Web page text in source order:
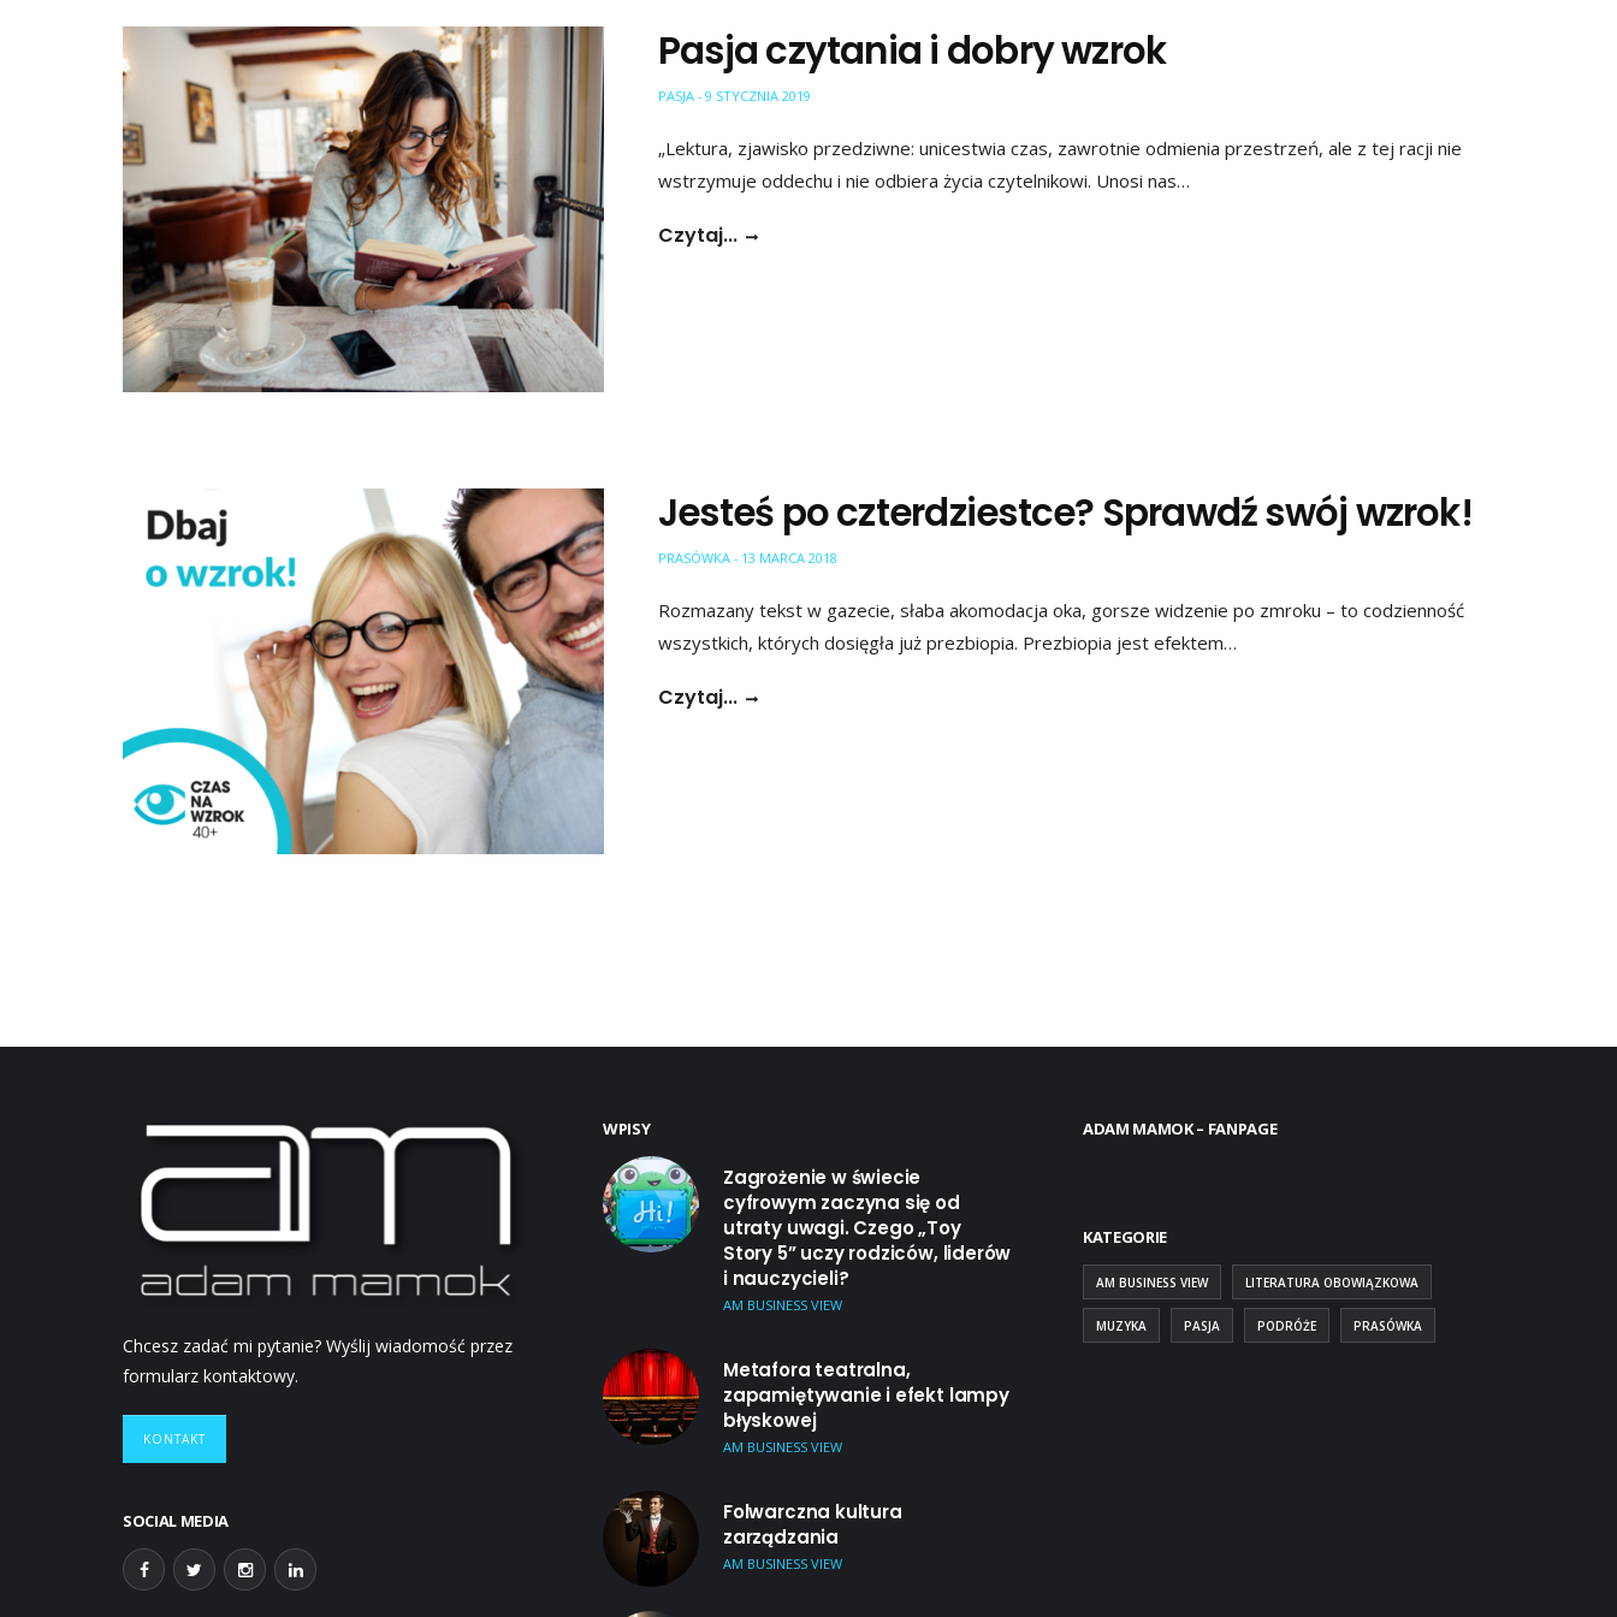
Pasja czytania i dobry wzrok
PASJA - 9 STYCZNIA 2019
„Lektura, zjawisko przedziwne: unicestwia czas, zawrotnie odmienia przestrzeń, ale z tej racji nie
wstrzymuje oddechu i nie odbiera życia czytelnikowi. Unosi nas…
Czytaj...
Jesteś po czterdziestce? Sprawdź swój wzrok!
PRASÓWKA - 13 MARCA 2018
Rozmazany tekst w gazecie, słaba akomodacja oka, gorsze widzenie po zmroku – to codzienność
wszystkich, których dosięgła już prezbiopia. Prezbiopia jest efektem…
Czytaj...
Chcesz zadać mi pytanie? Wyślij wiadomość przez
formularz kontaktowy.
KONTAKT
SOCIAL MEDIA
WPISY
Zagrożenie w świecie
cyfrowym zaczyna się od
utraty uwagi. Czego „Toy
Story 5” uczy rodziców, liderów
i nauczycieli?
AM BUSINESS VIEW
Metafora teatralna,
zapamiętywanie i efekt lampy
błyskowej
AM BUSINESS VIEW
Folwarczna kultura
zarządzania
AM BUSINESS VIEW
ADAM MAMOK – FANPAGE
KATEGORIE
AM BUSINESS VIEW LITERATURA OBOWIĄZKOWA
MUZYKA PASJA PODRÓŻE PRASÓWKA